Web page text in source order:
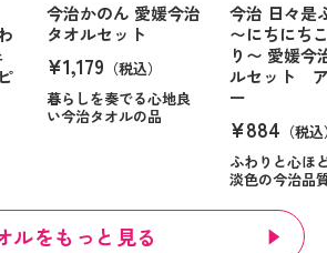
今治かのん 愛媛今治
タオルセット
¥1,179 （税込）
暮らしを奏でる心地良
い今治タオルの品
今治 日々是
〜にちにち
り〜 愛媛今
ルセット
ー
¥884 （税
ふわりと心ほ
淡色の今治品
ルをもっと見る